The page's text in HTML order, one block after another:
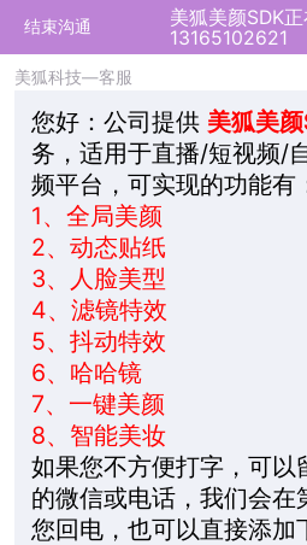
结束沟通
美狐美颜SDK
13165102621
2026-08-09
美狐科技—客服
您好： 公司提供 美狐美
务，适用于直播/短视频/
频平台，可实现的功能有
1、 全局美颜
2、 动态贴纸
3、
人脸美型
4、 滤镜特效
5、 抖动特效
6、 哈哈镜
7、 一键美颜
8、 智能美妆
如果您不方便打字，可以
的微信或电话，我们会在
您回电，也可以直接添加